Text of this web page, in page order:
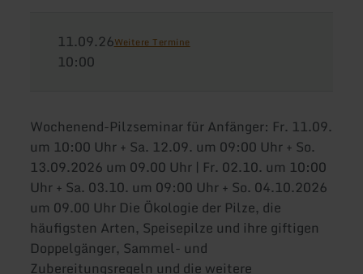
11.09.26Weitere Termine
10:00
Wochenend-Pilzseminar für Anfänger: Fr. 11.09.
um 10:00 Uhr + Sa. 12.09. um 09:00 Uhr + So.
13.09.2026 um 09.00 Uhr | Fr. 02.10. um 10:00
Uhr + Sa. 03.10. um 09:00 Uhr + So. 04.10.2026
um 09.00 Uhr Die Ökologie der Pilze, die
häufigsten Arten, Speisepilze und ihre giftigen
Doppelgänger, Sammel- und
Zubereitungsregeln und die weitere